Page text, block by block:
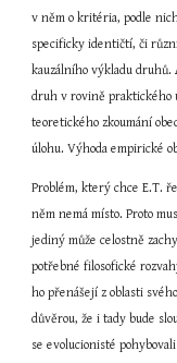
v něm o kritéria, podle
specificky identičtí, či
kauzálního výkladu druhů.
druh v rovině praktického
teoretického zkoumání
úlohu. Výhoda empirické
Problém, který chce E.T.
něm nemá místo. Proto
jediný může celostně
potřebné filosofické
ho přenášejí z oblasti
důvěrou, že i tady bude
se evolucionisté